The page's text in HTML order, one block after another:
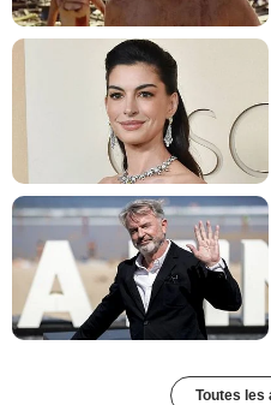
Toutes les